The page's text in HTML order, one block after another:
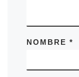
NOMBRE *